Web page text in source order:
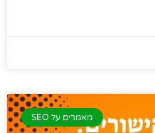
מאמרים על SEO